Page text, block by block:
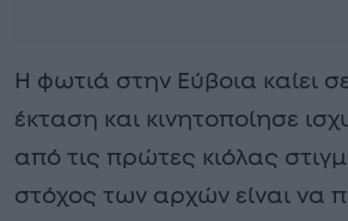
Η φωτιά στην Εύβοια καίει
έκταση και κινητοποίησε
από τις πρώτες κιόλας
στόχος των αρχών είναι να